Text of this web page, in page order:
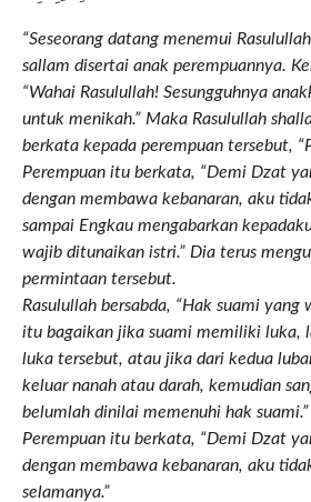
“Seseorang datang menemui
sallam disertai anak perempuannya.
“Wahai Rasulullah! Sesungguhnya
untuk menikah.” Maka Rasulullah
berkata kepada perempuan tersebut,
Perempuan itu berkata, “Demi Dzat
dengan membawa kebanaran, aku
sampai Engkau mengabarkan
wajib ditunaikan istri.” Dia terus
permintaan tersebut.
Rasulullah bersabda, “Hak suami
itu bagaikan jika suami memiliki luka,
luka tersebut, atau jika dari kedua
keluar nanah atau darah, kemudian
belumlah dinilai memenuhi hak suami.”
Perempuan itu berkata, “Demi Dzat
dengan membawa kebanaran, aku
selamanya.”